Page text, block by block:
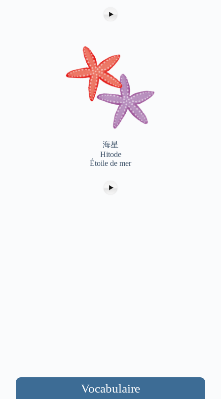
海星
Hitode
Étoile de mer
Vocabulaire